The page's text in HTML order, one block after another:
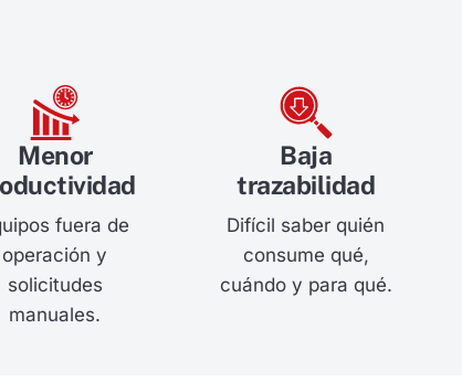
Menor
fuera de
operación y
solicitudes
manuales.
Baja
trazabilidad
Difícil saber quién
consume qué,
cuándo y para qué.